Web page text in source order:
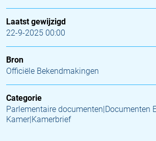
Laatst gewijzigd
22-9-2025 00:00
Bron
Officiële Bekendmakingen
Categorie
Parlementaire documenten|Documenten
Kamer|Kamerbrief